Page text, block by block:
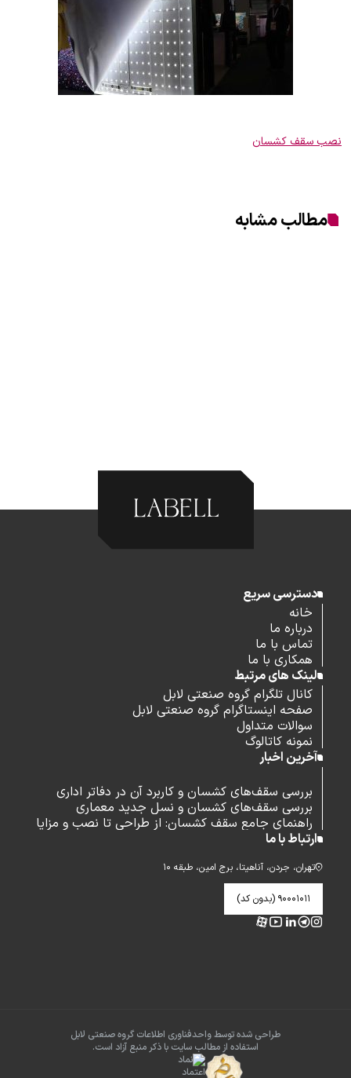
نصب سقف کشسان
مطالب مشابه
دسترسی سریع
خانه
درباره ما
تماس با ما
همکاری با ما
لینک های مرتبط
کانال تلگرام گروه صنعتی لابل
صفحه اینستاگرام گروه صنعتی لابل
سوالات متداول
نمونه کاتالوگ
آخرین اخبار
بررسی سقف‌های کشسان و کاربرد آن در دفاتر اداری
بررسی سقف‌های کشسان و نسل جدید معماری
راهنمای جامع سقف کشسان: از طراحی تا نصب و مزایا
ارتباط با ما
تهران، جردن، آناهیتا، برج امین، طبقه ۱۰
۹۰۰۰۱۰۱۱ (بدون کد)
طراحی شده توسط واحدفناوری اطلاعات گروه صنعتی لابل
استفاده از مطالب سایت با ذکر منبع آزاد است.